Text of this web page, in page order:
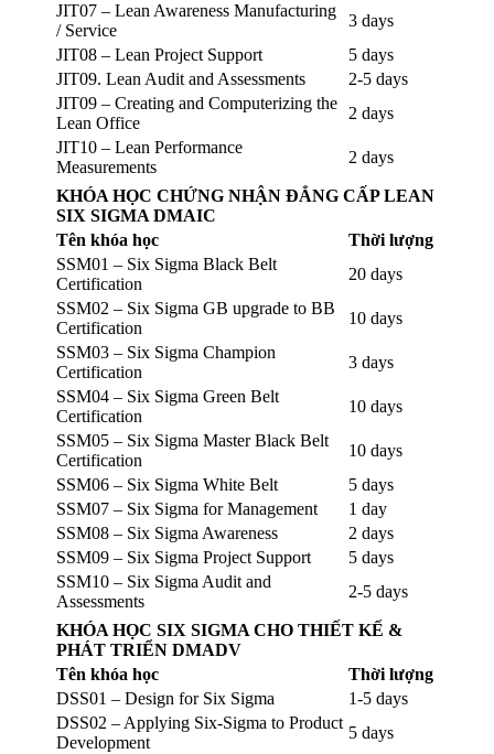
JIT07 – Lean Awareness Manufacturing
/ Service
3 days
JIT08 – Lean Project Support
5 days
JIT09. Lean Audit and Assessments
2-5 days
JIT09 – Creating and Computerizing the
Lean Office
2 days
JIT10 – Lean Performance
Measurements
2 days
KHÓA HỌC CHỨNG NHẬN ĐẲNG CẤP LEAN
SIX SIGMA DMAIC
Tên khóa học
Thời lượng
SSM01 – Six Sigma Black Belt
Certification
20 days
SSM02 – Six Sigma GB upgrade to BB
Certification
10 days
SSM03 – Six Sigma Champion
Certification
3 days
SSM04 – Six Sigma Green Belt
Certification
10 days
SSM05 – Six Sigma Master Black Belt
Certification
10 days
SSM06 – Six Sigma White Belt
5 days
SSM07 – Six Sigma for Management
1 day
SSM08 – Six Sigma Awareness
2 days
SSM09 – Six Sigma Project Support
5 days
SSM10 – Six Sigma Audit and
Assessments
2-5 days
KHÓA HỌC SIX SIGMA CHO THIẾT KẾ &
PHÁT TRIỂN DMADV
Tên khóa học
Thời lượng
DSS01 – Design for Six Sigma
1-5 days
DSS02 – Applying Six-Sigma to Product
Development
5 days